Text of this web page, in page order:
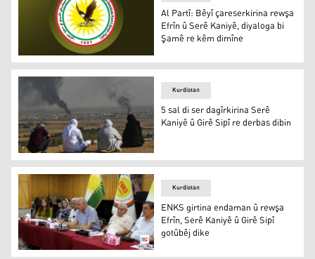
Al Partî: Bêyî çareserkirina rewşa Efrîn û Serê Kaniyê,
Al Partî: Bêyî çareserkirina rewşa
Efrîn û Serê Kaniyê, diyaloga bi
Şamê re kêm dimîne
5 sal di ser dagîrkirina Serê Kaniyê û Girê Sipî re derbas
Kurdistan
5 sal di ser dagîrkirina Serê
Kaniyê û Girê Sipî re derbas dibin
Kurdistan
ENKS girtina endaman û rewşa
Efrîn, Serê Kaniyê û Girê Sipî
gotûbêj dike